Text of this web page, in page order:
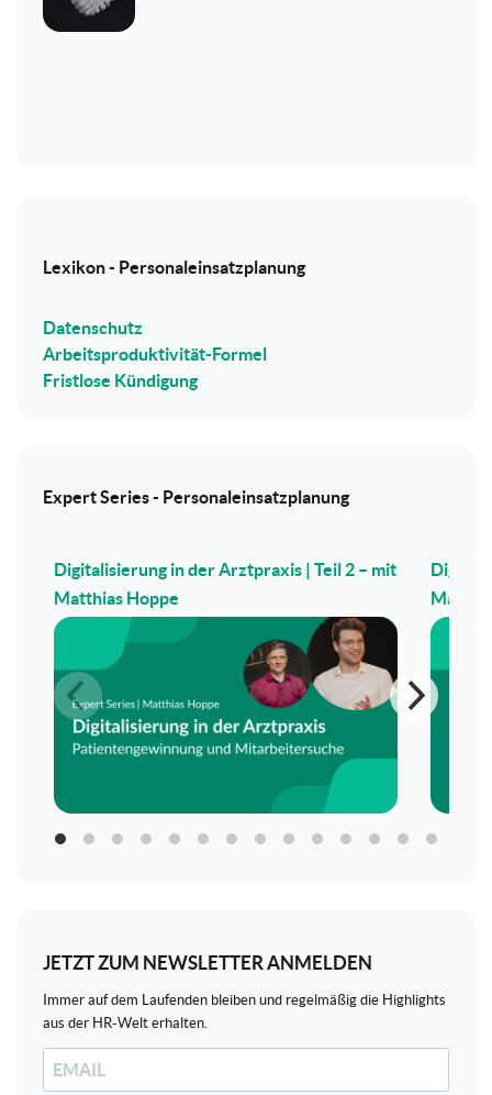
Lexikon - Personaleinsatzplanung
Datenschutz
Arbeitsproduktivität-Formel
Fristlose Kündigung
Expert Series - Personaleinsatzplanung
Digitalisierung in der Arztpraxis | Teil 2 – mit
Matthias Hoppe
JETZT ZUM NEWSLETTER ANMELDEN
Immer auf dem Laufenden bleiben und regelmäßig die Highlights
aus der HR-Welt erhalten.